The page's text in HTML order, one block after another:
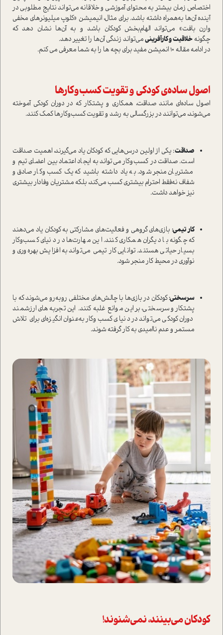
اختصاص زمان بیشتر به محتوای آموزشی و خلاقانه می‌تواند نتایج مطلوبی در
آینده آن‌ها به‌همراه داشته باشد. برای مثال، انیمیشن «کلوپ میلیونرهای مخفی
وارن بافت» می‌تواند الهام‌بخش کودکان باشد و به آن‌ها نشان دهد که
چگونه خلاقیت و کارآفرینیمی‌تواند زندگی آن‌ها را تغییر دهد.
در ادامه مقاله 10 انمیشن مفید برای بچه ها را به شما معرفی می کنم.
اصول ساده‌ی کودکی و تقویت کسب‌وکارها
اصول ساده‌ای مانند صداقت، همکاری و پشتکار که در دوران کودکی آموخته
می‌شوند، می‌توانند در بزرگسالی به رشد و تقویت کسب‌وکارها کمک کنند.
صداقت: یکی از اولین درس‌هایی که کودکان یاد می‌گیرند، اهمیت صداقت
است. صداقت در کسب‌وکار می‌تواند به ایجاد اعتماد بین اعضای تیم و
مشتریان منجر شود. به یاد داشته باشید که یک کسب‌وکار صادق و
شفاف نه‌فقط احترام بیشتری کسب می‌کند، بلکه مشتریان وفادار بیشتری
نیز خواهد داشت.
کار تیمی:بازی‌های گروهی و فعالیت‌های مشارکتی به کودکان یاد می‌دهند
که چگونه با دیگران همکاری کنند. این مهارت‌ها در دنیای کسب‌وکار
بسیار حیاتی هستند. توانایی کار تیمی می‌تواند به افزایش بهره‌وری و
نوآوری در محیط کار منجر شود.
سرسختی:کودکان در بازی‌ها با چالش‌های مختلفی روبه‌رو می‌شوند که با
پشتکار و سرسختی، بر این موانع غلبه کنند. این تجربه‌های ارزشمند
دوران کودکی می‌تواند در دنیای کسب‌وکار به‌عنوان انگیزه‌ای برای تلاش
مستمر و عدم ناامیدی به کار گرفته شوند.
کودکان می‌بینند، نمی‌شنوند!